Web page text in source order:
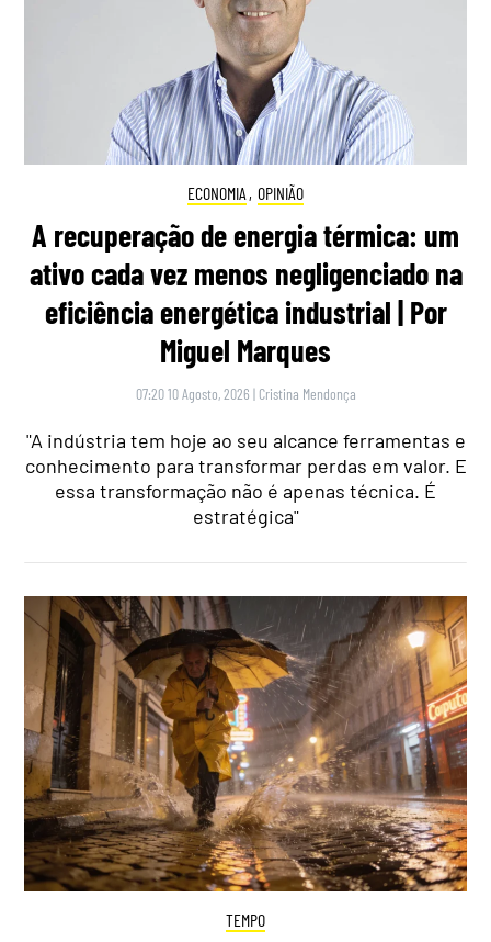
ECONOMIA , OPINIÃO
A recuperação de energia térmica: um
ativo cada vez menos negligenciado na
eficiência energética industrial | Por
Miguel Marques
07:20 10 Agosto, 2026 | Cristina Mendonça
"A indústria tem hoje ao seu alcance ferramentas e
conhecimento para transformar perdas em valor. E
essa transformação não é apenas técnica. É
estratégica"
TEMPO